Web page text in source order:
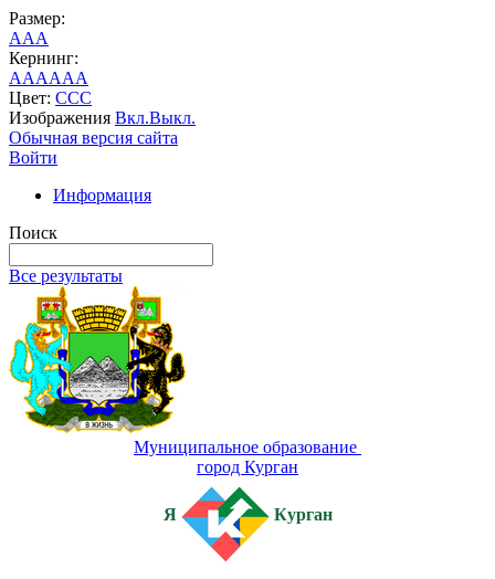
Размер:
AAA
Кернинг:
AAAAAA
Цвет: CCC
Изображения Вкл.Выкл.
Обычная версия сайта
Войти
Информация
Поиск
Все результаты
Муниципальное образование
город Курган
Я Курган